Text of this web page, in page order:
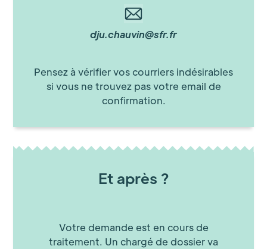
dju.chauvin@sfr.fr
Pensez à vérifier vos courriers indésirables
si vous ne trouvez pas votre email de
confirmation.
Et après ?
Votre demande est en cours de
traitement. Un chargé de dossier va